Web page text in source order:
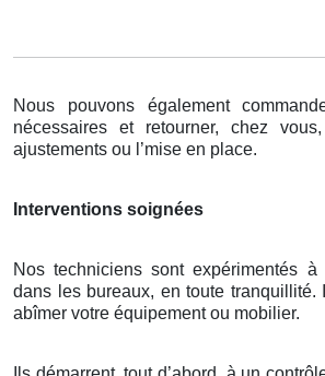
Nous pouvons également
nécessaires et retourner, chez
ajustements ou l’mise en place.
Interventions soignées
Nos techniciens sont expérimentés
dans les bureaux, en toute
abîmer votre équipement ou mobilier.